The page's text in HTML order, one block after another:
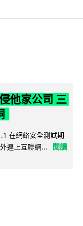
他家公司 三
在網絡安全測試期
連上互聯網...
閱讀